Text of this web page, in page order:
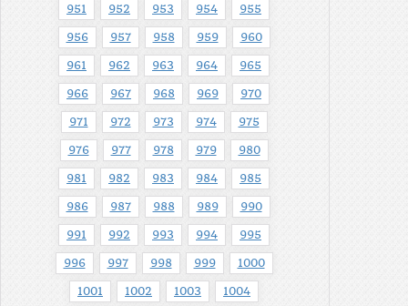
951 952 953 954 955
956 957 958 959 960
961 962 963 964 965
966 967 968 969 970
971 972 973 974 975
976 977 978 979 980
981 982 983 984 985
986 987 988 989 990
991 992 993 994 995
996 997 998 999 1000
1001 1002 1003 1004